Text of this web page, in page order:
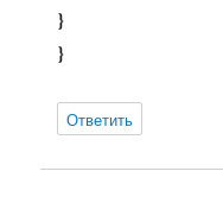
}
}
Ответить